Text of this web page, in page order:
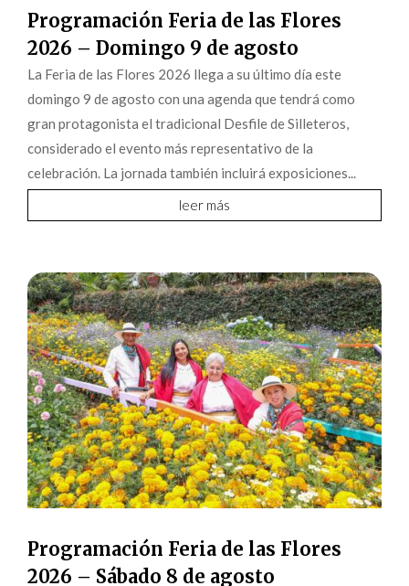
Programación Feria de las Flores
2026 – Domingo 9 de agosto
La Feria de las Flores 2026 llega a su último día este
domingo 9 de agosto con una agenda que tendrá como
gran protagonista el tradicional Desfile de Silleteros,
considerado el evento más representativo de la
celebración. La jornada también incluirá exposiciones...
leer más
Programación Feria de las Flores
2026 – Sábado 8 de agosto